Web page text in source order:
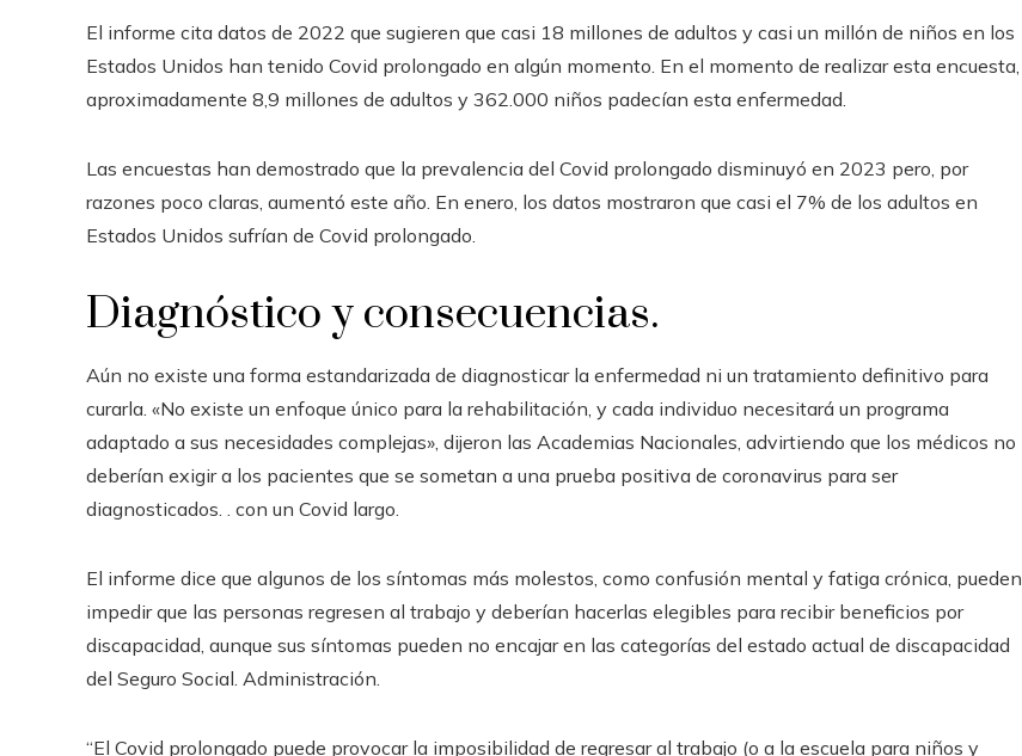
El informe cita datos de 2022 que sugieren que casi 18 millones de adultos y casi un millón de niños en los
Estados Unidos han tenido Covid prolongado en algún momento. En el momento de realizar esta encuesta,
aproximadamente 8,9 millones de adultos y 362.000 niños padecían esta enfermedad.
Las encuestas han demostrado que la prevalencia del Covid prolongado disminuyó en 2023 pero, por
razones poco claras, aumentó este año. En enero, los datos mostraron que casi el 7% de los adultos en
Estados Unidos sufrían de Covid prolongado.
Diagnóstico y consecuencias.
Aún no existe una forma estandarizada de diagnosticar la enfermedad ni un tratamiento definitivo para
curarla. «No existe un enfoque único para la rehabilitación, y cada individuo necesitará un programa
adaptado a sus necesidades complejas», dijeron las Academias Nacionales, advirtiendo que los médicos no
deberían exigir a los pacientes que se sometan a una prueba positiva de coronavirus para ser
diagnosticados. . con un Covid largo.
El informe dice que algunos de los síntomas más molestos, como confusión mental y fatiga crónica, pueden
impedir que las personas regresen al trabajo y deberían hacerlas elegibles para recibir beneficios por
discapacidad, aunque sus síntomas pueden no encajar en las categorías del estado actual de discapacidad
del Seguro Social. Administración.
“El Covid prolongado puede provocar la imposibilidad de regresar al trabajo (o a la escuela para niños y